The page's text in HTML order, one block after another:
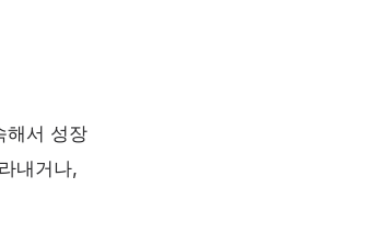
해서 성장
내거나,